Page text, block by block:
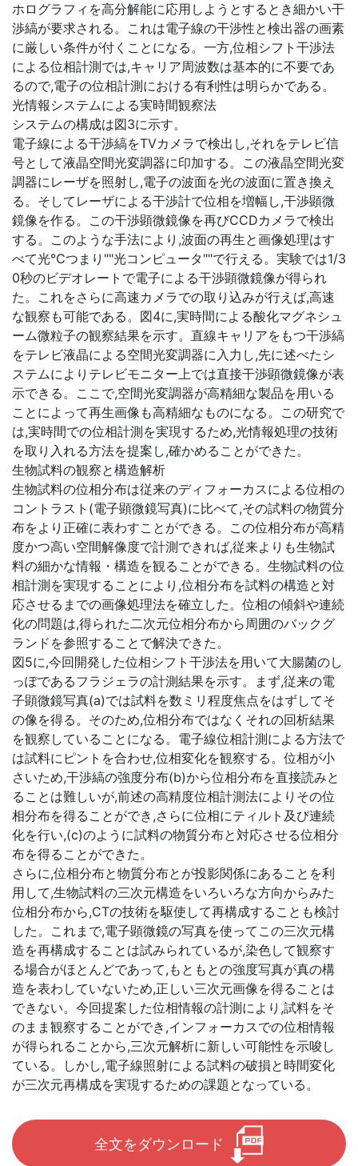
ホログラフィを高分解能に応用しようとするとき細かい干
渉縞が要求される。これは電子線の干渉性と検出器の画素
に厳しい条件が付くことになる。一方,位相シフト干渉法
による位相計測では,キャリア周波数は基本的に不要であ
るので,電子の位相計測における有利性は明らかである。
光情報システムによる実時間観察法
システムの構成は図3に示す。
電子線による干渉縞をTVカメラで検出し,それをテレビ信
号として液晶空間光変調器に印加する。この液晶空間光変
調器にレーザを照射し,電子の波面を光の波面に置き換え
る。そしてレーザによる干渉計で位相を増幅し,干渉顕微
鏡像を作る。この干渉顕微鏡像を再びCCDカメラで検出
する。このような手法により,波面の再生と画像処理はす
べて光℃つまり""光コンピュータ""で行える。実験では1/3
0秒のビデオレートで電子による干渉顕微鏡像が得られ
た。これをさらに高速カメラでの取り込みが行えば,高速
な観察も可能である。図4に,実時間による酸化マグネシュ
ーム微粒子の観察結果を示す。直線キャリアをもつ干渉縞
をテレビ液晶による空間光変調器に入力し,先に述べたシ
ステムによりテレビモニター上では直接干渉顕微鏡像が表
示できる。ここで,空間光変調器が高精細な製品を用いる
ことによって再生画像も高精細なものになる。この研究で
は,実時間での位相計測を実現するため,光情報処理の技術
を取り入れる方法を提案し,確かめることができた。
生物試料の観察と構造解析
生物試料の位相分布は従来のディフォーカスによる位相の
コントラスト(電子顕微鏡写真)に比べて,その試料の物質分
布をより正確に表わすことができる。この位相分布が高精
度かつ高い空間解像度で計測できれば,従来よりも生物試
料の細かな情報・構造を観ることができる。生物試料の位
相計測を実現することにより,位相分布を試料の構造と対
応させるまでの画像処理法を確立した。位相の傾斜や連続
化の問題は,得られた二次元位相分布から周囲のバックグ
ランドを参照することで解決できた。
図5に,今回開発した位相シフト干渉法を用いて大腸菌のし
っぽであるフラジェラの計測結果を示す。まず,従来の電
子顕微鏡写真(a)では試料を数ミリ程度焦点をはずしてそ
の像を得る。そのため,位相分布ではなくそれの回析結果
を観察していることになる。電子線位相計測による方法で
は試料にピントを合わせ,位相変化を観察する。位相が小
さいため,干渉縞の強度分布(b)から位相分布を直接読みと
ることは難しいが,前述の高精度位相計測法によりその位
相分布を得ることができ,さらに位相にティルト及び連続
化を行い,(c)のように試料の物質分布と対応させる位相分
布を得ることができた。
さらに,位相分布と物質分布とが投影関係にあることを利
用して,生物試料の三次元構造をいろいろな方向からみた
位相分布から,CTの技術を駆使して再構成することも検討
した。これまで,電子顕微鏡の写真を使ってこの三次元構
造を再構成することは試みられているが,染色して観察す
る場合がほとんどであって,もともとの強度写真が真の構
造を表わしていないため,正しい三次元画像を得ることは
できない。今回提案した位相情報の計測により,試料をそ
のまま観察することができ,インフォーカスでの位相情報
が得られることから,三次元解析に新しい可能性を示唆し
ている。しかし,電子線照射による試料の破損と時間変化
が三次元再構成を実現するための課題となっている。
全文をダウンロード